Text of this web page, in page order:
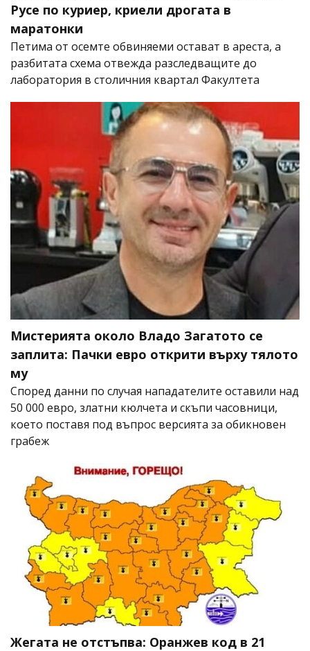
Русе по куриер, криели дрогата в
маратонки
Петима от осемте обвиняеми остават в ареста, а
разбитата схема отвежда разследващите до
лаборатория в столичния квартал Факултета
Мистерията около Владо Загатото се
заплита: Пачки евро открити върху тялото
му
Според данни по случая нападателите оставили над
50 000 евро, златни кюлчета и скъпи часовници,
което поставя под въпрос версията за обикновен
грабеж
Жегата не отстъпва: Оранжев код в 21